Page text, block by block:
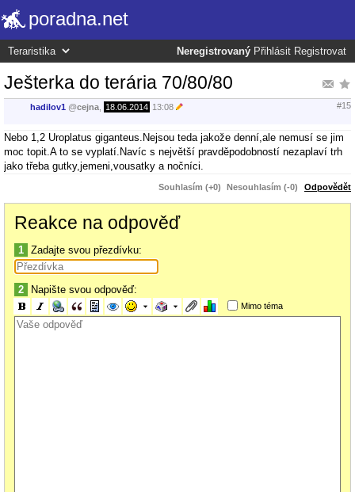
poradna.net
Neregistrovaný Přihlásit Registrovat
Ješterka do terária 70/80/80
hadilov1 @cejna 18.06.2014 13:08 #15
Nebo 1,2 Uroplatus giganteus.Nejsou teda jakože denní,ale nemusí se jim
moc topit.A to se vyplatí.Navíc s největší pravděpodobností nezaplaví trh
jako třeba gutky,jemeni,vousatky a nočníci.
Souhlasím (+0) Nesouhlasím (-0) Odpovědět
Reakce na odpověď
1 Zadajte svou přezdívku:
2 Napište svou odpověď:
Mimo téma